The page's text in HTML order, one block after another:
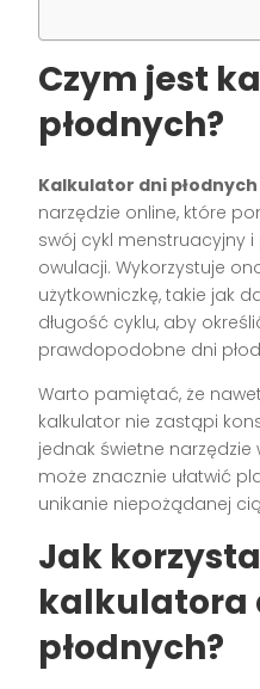
Czym jest
płodnych?
Kalkulator dni płodnych
narzędzie online, które
swój cykl menstruacyjny
owulacji. Wykorzystuje
użytkowniczkę, takie jak
długość cyklu, aby
prawdopodobne dni
Warto pamiętać, że
kalkulator nie zastąpi
jednak świetne
może znacznie ułatwić
unikanie niepożądanej
Jak
kalkulatora
płodnych?